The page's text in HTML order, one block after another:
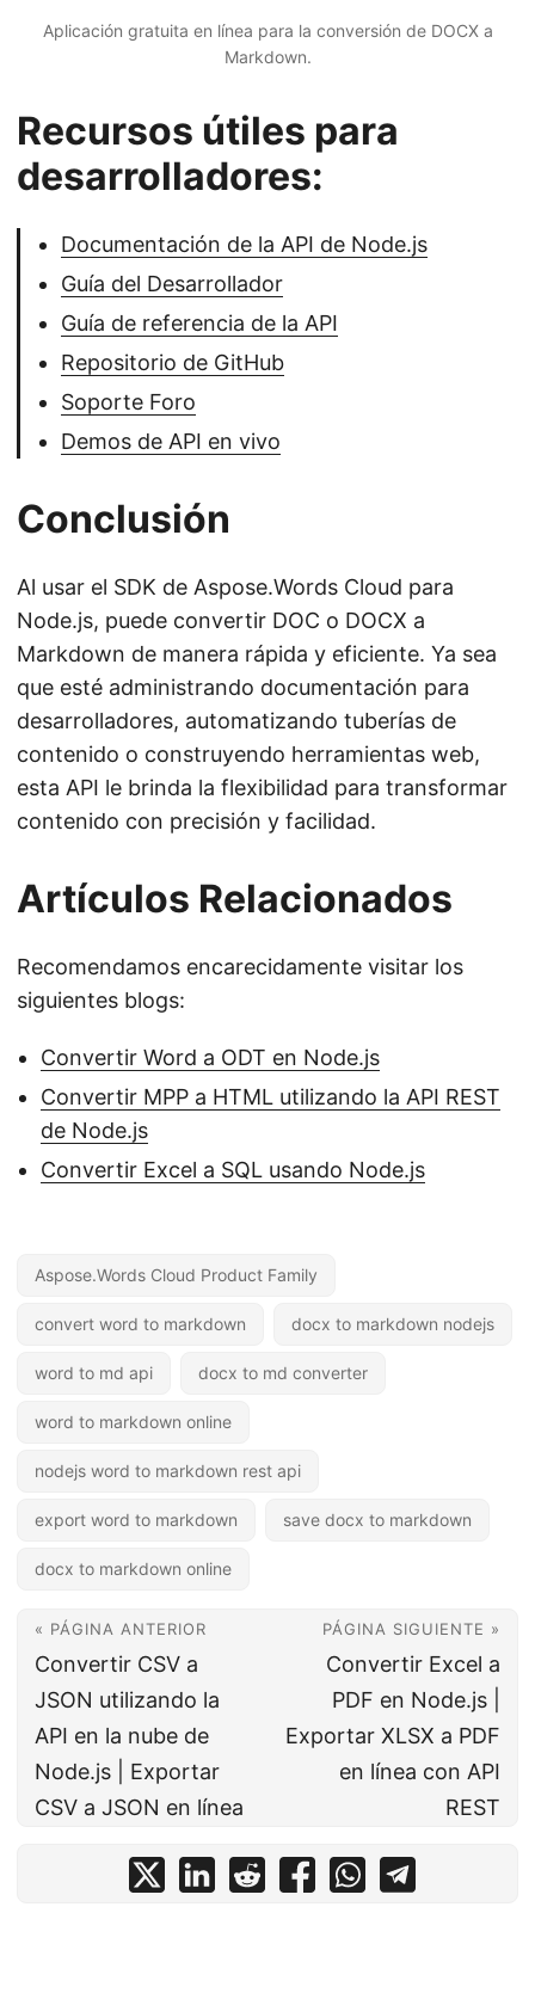
Aplicación gratuita en línea para la conversión de DOCX a
Markdown.
Recursos útiles para
desarrolladores:
Documentación de la API de Node.js
Guía del Desarrollador
Guía de referencia de la API
Repositorio de GitHub
Soporte Foro
Demos de API en vivo
Conclusión
Al usar el SDK de Aspose.Words Cloud para
Node.js, puede convertir DOC o DOCX a
Markdown de manera rápida y eficiente. Ya sea
que esté administrando documentación para
desarrolladores, automatizando tuberías de
contenido o construyendo herramientas web,
esta API le brinda la flexibilidad para transformar
contenido con precisión y facilidad.
Artículos Relacionados
Recomendamos encarecidamente visitar los
siguientes blogs:
Convertir Word a ODT en Node.js
Convertir MPP a HTML utilizando la API REST
de Node.js
Convertir Excel a SQL usando Node.js
Aspose.Words Cloud Product Family
convert word to markdown docx to markdown nodejs
word to md api docx to md converter
word to markdown online
nodejs word to markdown rest api
export word to markdown save docx to markdown
docx to markdown online
« PÁGINA ANTERIOR
Convertir CSV a
JSON utilizando la
API en la nube de
Node.js | Exportar
CSV a JSON en línea
PÁGINA SIGUIENTE »
Convertir Excel a
PDF en Node.js |
Exportar XLSX a PDF
en línea con API
REST